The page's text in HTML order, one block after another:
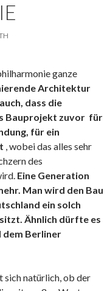
ganze
Architektur
dass die
Bauprojekt zuvor für
für ein
, wobei das alles sehr
des
Eine Generation
Man wird den Bau
ein solch
Ähnlich dürfte es
dem Berliner
natürlich, ob der